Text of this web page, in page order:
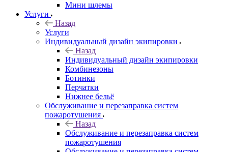
Мини шлемы
Услуги
Назад
Услуги
Индивидуальный дизайн экипировки
Назад
Индивидуальный дизайн экипировки
Комбинезоны
Ботинки
Перчатки
Нижнее бельё
Обслуживание и перезаправка систем
пожаротушения
Назад
Обслуживание и перезаправка систем
пожаротушения